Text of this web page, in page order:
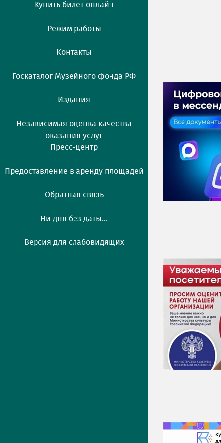
Купить билет онлайн
Режим работы
Контакты
Госкаталог Музейного фонда РФ
Издания
Независимая оценка качества
оказания услуг
Пресс-центр
Предоставление в аренду площадей
Обратная связь
Ни дня без даты...
Версия для слабовидящих